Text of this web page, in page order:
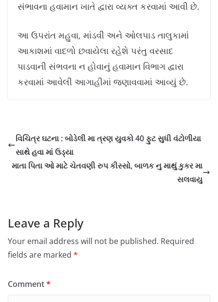
સંભાવના હવામાન ખાતે દ્વારા વ્યક્ત કરવામાં આવી છે.
આ ઉપરાંત મહુવા, માંડવી અને ઓલપાડ તાલુકામાં
આકાશમાં વાદળો છવાયેલા રહેશે પરંતુ વરસાદ
પાડવાની સંભવના ન હોવાનું હવામાન વિભાગ દ્વારા
કરવામાં આવેલી આગાહીમાં જણાવવામાં આવ્યું છે.
વિચિત્ર ઘટના : બોડેલી મા ત્રણ યુવકો 40 ફુટ સુધી વંટોળીયા
સાથે હવા માં ઉડ્યા
માતા પિતા ઓ માટે ચેતવણી રુપ કીસ્સો, બાળક નુ માથું કુકર મા
સલવાયુ
Leave a Reply
Your email address will not be published. Required
fields are marked *
Comment*